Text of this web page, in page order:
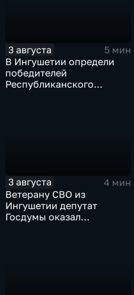
3 августа
5 мин
В Ингушетии определи
победителей
Республиканского
3 августа
4 мин
Ветерану СВО из
Ингушетии депутат
Госдумы оказал